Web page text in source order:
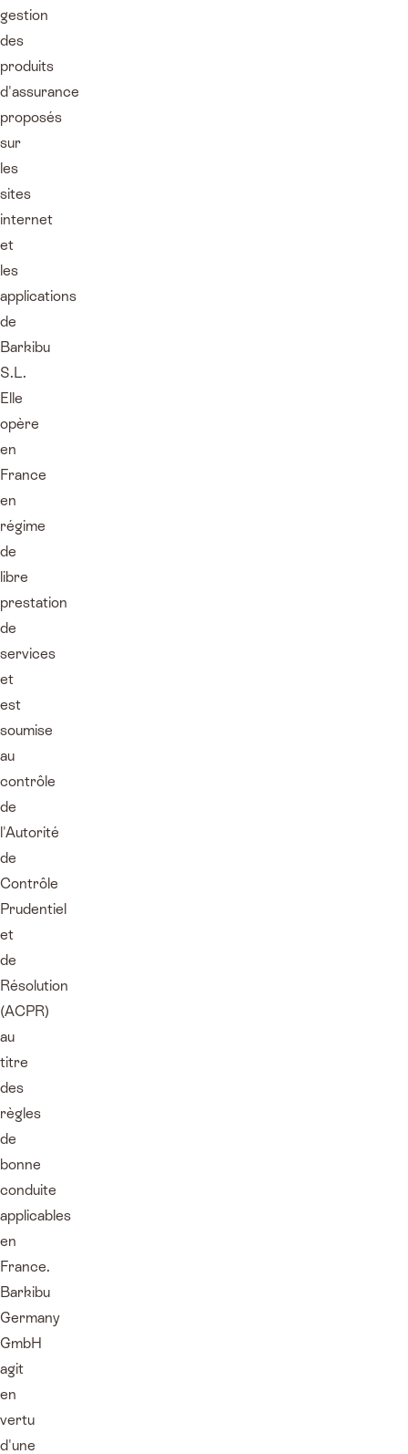
gestion
des
produits
d'assurance
proposés
sur
les
sites
internet
et
les
applications
de
Barkibu
S.L.
Elle
opère
en
France
en
régime
de
libre
prestation
de
services
et
est
soumise
au
contrôle
de
l'Autorité
de
Contrôle
Prudentiel
et
de
Résolution
(ACPR)
au
titre
des
règles
de
bonne
conduite
applicables
en
France.
Barkibu
Germany
GmbH
agit
en
vertu
d'une